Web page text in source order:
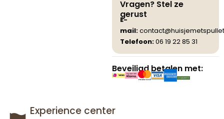
Vragen? Stel ze
gerust
E-
mail:
Telefoon:06 19 22 85 31
Beveiligd betalen met:
Experience center